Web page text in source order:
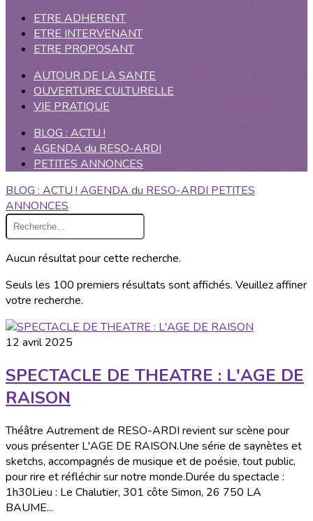
ETRE ADHERENT
ETRE INTERVENANT
ETRE PROPOSANT
AUTOUR DE LA SANTE
OUVERTURE CULTURELLE
VIE PRATIQUE
BLOG : ACTU !
AGENDA du RESO-ARDI
PETITES ANNONCES
BLOG : ACTU ! AGENDA du RESO-ARDI PETITES
ANNONCES
Aucun résultat pour cette recherche.
Seuls les 100 premiers résultats sont affichés. Veuillez affiner
votre recherche.
12 avril 2025
SPECTACLE DE THEATRE : L'AGE DE
RAISON
Théâtre Autrement de RESO-ARDI revient sur scène pour
vous présenter L'AGE DE RAISON.Une série de saynètes et
sketchs, accompagnés de musique et de poésie, tout public,
pour rire et réfléchir sur notre monde.Durée du spectacle :
1h30Lieu : Le Chalutier, 301 côte Simon, 26 750 LA
BAUME...